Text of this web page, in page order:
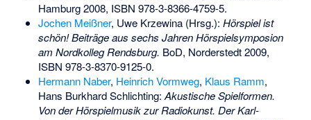
Hamburg 2008, ISBN 978-3-8366-4759-5.
Jochen Meißner, Uwe Krzewina(Hrsg.): Hörspiel ist
schön! Beiträge aus sechs Jahren Hörspielsymposion
am Nordkolleg Rendsburg. BoD, Norderstedt 2009,
ISBN 978-3-8370-9125-0.
Hermann Naber, Heinrich Vormweg, Klaus Ramm,
Hans Burkhard Schlichting: Akustische Spielformen.
Von der Hörspielmusik zur Radiokunst. Der Karl-